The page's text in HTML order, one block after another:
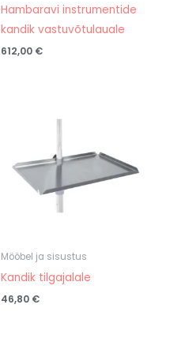
Hambaravi instrumentide
kandik vastuvõtulauale
612,00 €
Mööbel ja sisustus
Kandik tilgajalale
46,80 €